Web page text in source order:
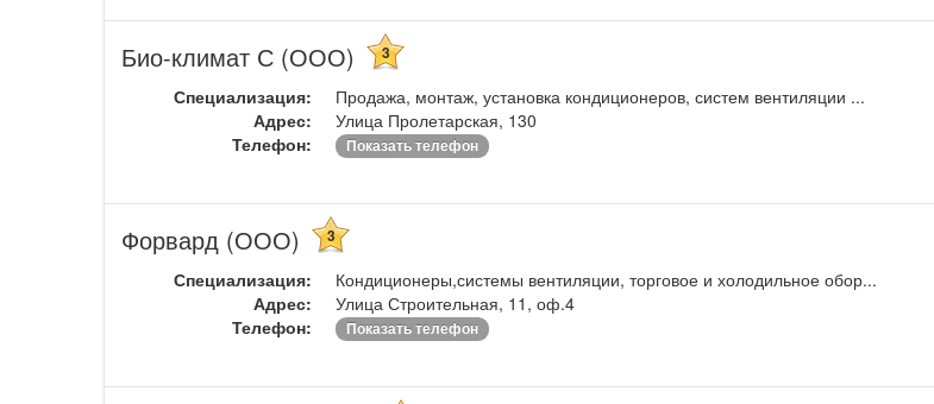
Био-климат С (ООО) 3
Специализация:
Продажа, монтаж, установка кондиционеров, систем вентиляции ...
Адрес:
Улица Пролетарская, 130
Телефон:
Показать телефон
Форвард (ООО) 3
Специализация:
Кондиционеры,системы вентиляции, торговое и холодильное обор...
Адрес:
Улица Строительная, 11, оф.4
Телефон:
Показать телефон